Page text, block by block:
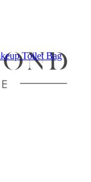
Toilet Bag